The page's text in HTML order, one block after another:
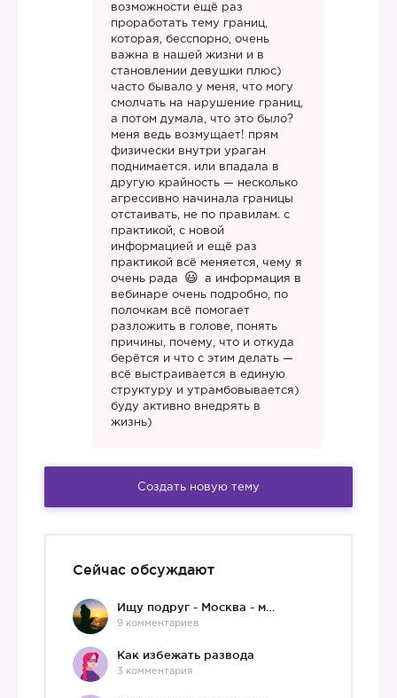
возможности ещё раз
проработать тему границ,
которая, бесспорно, очень
важна в нашей жизни и в
становлении девушки плюс)
часто бывало у меня, что могу
смолчать на нарушение границ,
а потом думала, что это было?
меня ведь возмущает! прям
физически внутри ураган
поднимается. или впадала в
другую крайность — несколько
агрессивно начинала границы
отстаивать, не по правилам. с
практикой, с новой
информацией и ещё раз
практикой всё меняется, чему я
очень рада
а информация в
вебинаре очень подробно, по
полочкам всё помогает
разложить в голове, понять
причины, почему, что и откуда
берётся и что с этим делать —
всё выстраивается в единую
структуру и утрамбовывается)
буду активно внедрять в
жизнь)
Создать новую тему
Сейчас обсуждают
9 комментариев
Как избежать развода
3 комментария